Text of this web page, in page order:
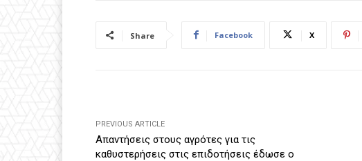
Share Facebook X
PREVIOUS ARTICLE
Απαντήσεις στους αγρότες για τις
καθυστερήσεις στις επιδοτήσεις έδωσε ο